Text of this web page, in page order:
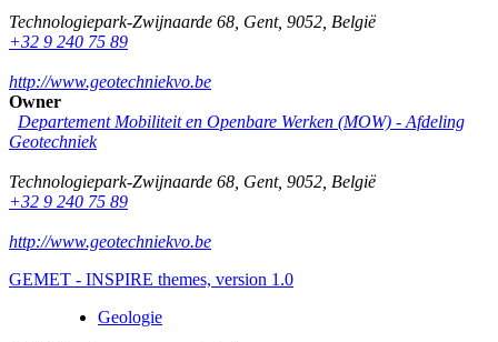
Technologiepark-Zwijnaarde 68 Gent, 9052 België
+32 9 240 75 89
http://www.geotechniekvo.be
Owner
Departement Mobiliteit en Openbare Werken (MOW) - Afdeling
Geotechniek
Technologiepark-Zwijnaarde 68 Gent, 9052 België
+32 9 240 75 89
http://www.geotechniekvo.be
GEMET - INSPIRE themes, version 1.0
Geologie